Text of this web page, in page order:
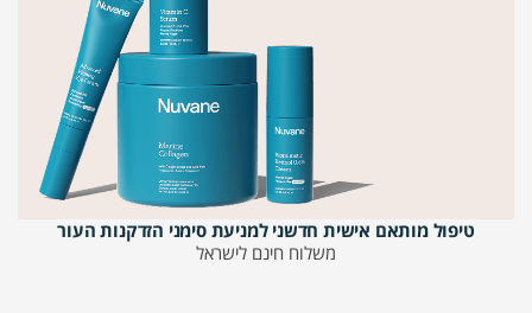
טיפול מותאם אישית חדשני למניעת סימני הזדקנות העור
משלוח חינם לישראל